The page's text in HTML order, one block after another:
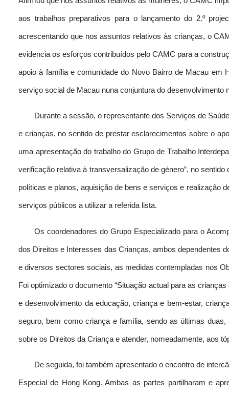
aos trabalhos preparativos para o lançamento do 2.º
acrescentando que nos assuntos relativos às crianças, o
evidencia os esforços contribuídos pelo CAMC para a
apoio à família e comunidade do Novo Bairro de Macau em
serviço social de Macau nuna conjuntura do desenvolvimento
Durante a sessão, o representante dos Serviços de
e crianças, no sentido de prestar esclarecimentos sobre o
uma apresentação do trabalho do Grupo de Trabalho
verificação relativa à transversalização de género”, no
políticas e planos, aquisição de bens e serviços e realização
serviços públicos a utilizar a referida lista.
Os coordenadores do Grupo Especializado para o
dos Direitos e Interesses das Crianças, ambos dependentes
e diversos sectores sociais, as medidas contempladas nos
Foi optimizado o documento “Situação actual para as
e desenvolvimento da educação, criança e bem-estar,
seguro, bem como criança e família, sendo as últimas
sobre os Direitos da Criança e atender, nomeadamente, aos
De seguida, foi também apresentado o encontro de
Especial de Hong Kong. Ambas as partes partilharam e